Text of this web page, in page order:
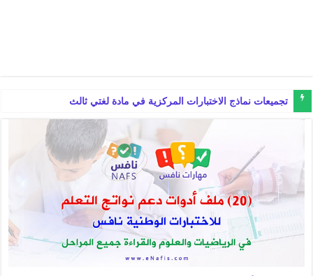
تجميعات نماذج الاختبارات المركزية في مادة لغتي ثالث ابتدائي الفصل ا